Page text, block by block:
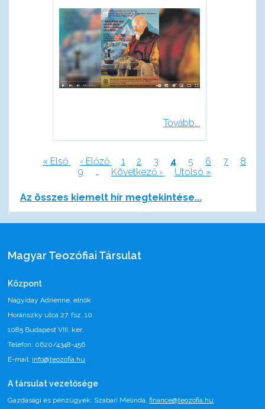
Tovább...
Oldalszámozás
Első
« Első
Előző
oldal
‹ Előző Page
1 Page
2 Page
3
Jelenlegi
oldal
4 Page
5 Page
6 Page
7 Page
8
Page
9 …
Következő
Következő ›
Utolsó
Utolsó »
Az összes kiemelt hír megtekintése...
Magyar Teozófiai Társulat
Központ
Nagyiday Adrienne, elnök
Horánszky utca 27. fsz. 10.
1085 Budapest VIII. ker.
Telefon: 0620/4348-456
E-mail: info@teozofia.hu
A társulat vezetősége
Gazdasági és pénzügyek: Szabari Melinda,finance@teozofia.hu